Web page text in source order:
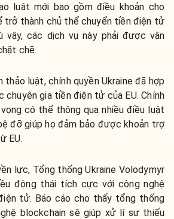
luật mới bao gồm điều khoản cho
trở thành chủ thể chuyển tiền điện tử
vậy, các dịch vụ này phải được vận
chẽ.
thảo luật, chính quyền Ukraine đã hợp
gia tiền điện tử của EU. Chính
có thể thông qua nhiều điều luật
đỡ giúp họ đảm bảo được khoản trợ
EU.
lực, Tổng thống Ukraine Volodymyr
động thái tích cực với công nghệ
tử. Báo cáo cho thấy tổng thống
blockchain sẽ giúp xử lí sự thiếu